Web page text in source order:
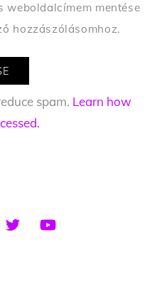
weboldalcímem mentése
hozzászólásomhoz.
spam. Learn how